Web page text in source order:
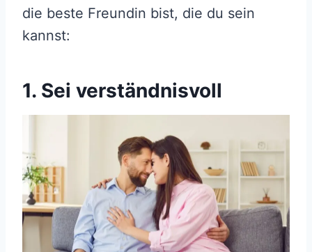
die beste Freundin bist, die du sein
kannst:
1. Sei verständnisvoll